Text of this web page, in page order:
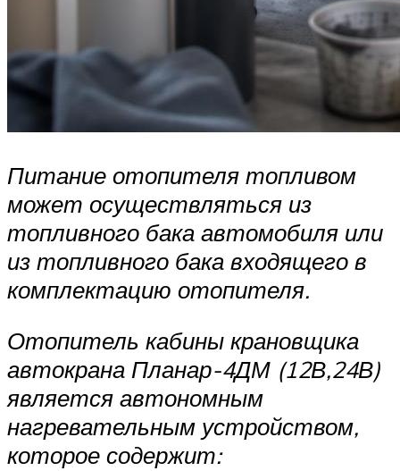
Питание отопителя топливом
может осуществляться из
топливного бака автомо­биля или
из топливного бака входящего в
комплектацию отопителя.
Отопитель кабины крановщика
автокрана Планар-4ДМ (12В,24В)
является автономным
нагревательным устройством,
которое содер­жит: